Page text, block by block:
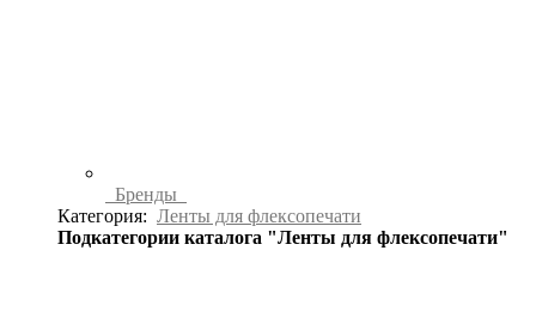
Бренды
Категория: Ленты для флексопечати
Подкатегории каталога "Ленты для флексопечати"